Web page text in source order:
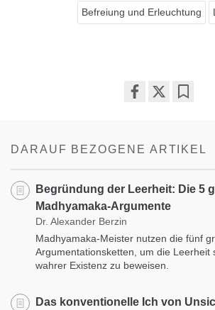
Befreiung und Erleuchtung
DARAUF BEZOGENE ARTIKEL
Begründung der Leerheit: Die 5
Madhyamaka-Argumente
Dr. Alexander Berzin
Madhyamaka-Meister nutzen die fünf
Argumentationsketten, um die Leerheit
wahrer Existenz zu beweisen.
Das konventionelle Ich von